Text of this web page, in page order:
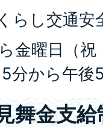
らし交通安
金曜日（
分から午後
舞金支給